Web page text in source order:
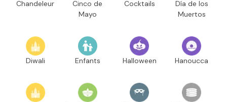
Chandeleur
Cinco de
Mayo
Cocktails
Día de los
Muertos
Diwali Enfants Halloween Hanoucca